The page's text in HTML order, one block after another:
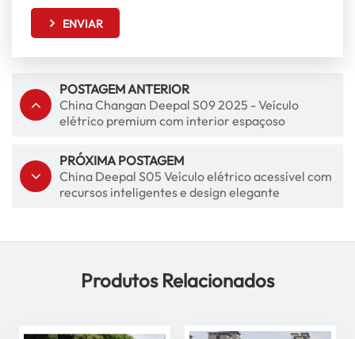
ENVIAR
POSTAGEM ANTERIOR
China Changan Deepal S09 2025 - Veículo
elétrico premium com interior espaçoso
PRÓXIMA POSTAGEM
China Deepal S05 Veículo elétrico acessível com
recursos inteligentes e design elegante
Produtos Relacionados